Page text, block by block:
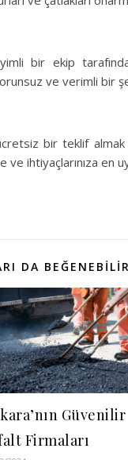
bir ekip
ve verimli bir
bir teklif
ihtiyaçlarınıza en
DA
Güvenilir
Firmaları